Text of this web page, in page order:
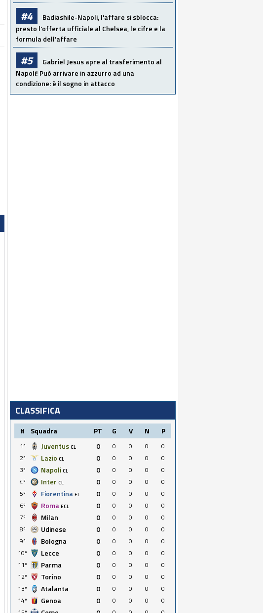
#4
Badiashile-Napoli, l'affare si sblocca:
presto l'offerta ufficiale al Chelsea, le cifre e la
formula dell'affare
#5
Gabriel Jesus apre al trasferimento al
Napoli! Può arrivare in azzurro ad una
condizione: è il sogno in attacco
CLASSIFICA
# Squadra PT G V N P
1º Juventus CL 0 0 0 0
0
2º
Lazio CL 0 0 0 0
0
3º
Napoli CL 0 0 0 0
0
4º
Inter CL 0 0 0 0
0
5º
Fiorentina EL 0 0 0 0
0
6º
Roma ECL 0 0 0 0
0
7º
Milan 0 0 0 0
0
8º
Udinese 0 0 0 0
0
9º
Bologna 0 0 0 0
0
10º
Lecce 0 0 0 0
0
11º
Parma 0 0 0 0
0
12º
Torino 0 0 0 0
0
13º
Atalanta 0 0 0 0
0
14º
Genoa 0 0 0 0
0